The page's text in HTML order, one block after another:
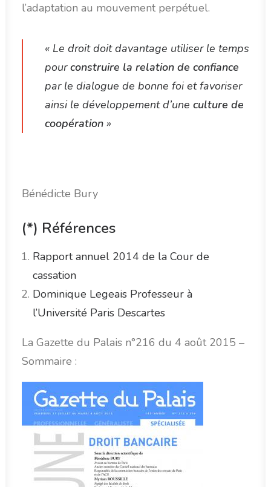
l’adaptation au mouvement perpétuel.
« Le droit doit davantage utiliser le temps
pourconstruire la relation de confiance
par le dialogue de bonne foi et favoriser
ainsi le développement d’une culture de
coopération »
Bénédicte Bury
(*) Références
Rapport annuel 2014 de la Cour de
cassation
Dominique Legeais Professeur à
l’Université Paris Descartes
La Gazette du Palais n°216 du 4 août 2015 –
Sommaire :